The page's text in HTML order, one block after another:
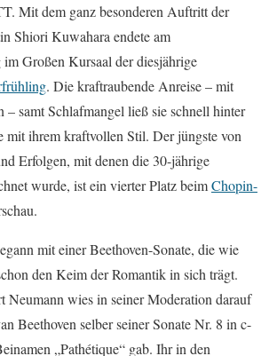
Mit dem ganz besonderen Auftritt der
Shiori Kuwahara endete am
im Großen Kursaal der diesjährige
. Die kraftraubende Anreise – mit
– samt Schlafmangel ließ sie schnell hinter
mit ihrem kraftvollen Stil. Der jüngste von
Erfolgen, mit denen die 30-jährige
wurde, ist ein vierter Platz beimChopin-
mit einer Beethoven-Sonate, die wie
den Keim der Romantik in sich trägt.
Neumann wies in seiner Moderation darauf
Beethoven selber seiner Sonate Nr. 8 in c-
„Pathétique“ gab. Ihr in den